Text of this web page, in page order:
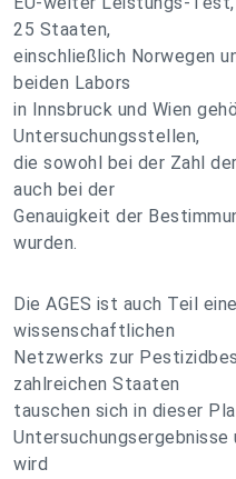
25 Staaten,
einschließlich Norwegen
beiden Labors
in Innsbruck und Wien
Untersuchungsstellen,
die sowohl bei der Zahl
auch bei der
Genauigkeit der
wurden.
Die AGES ist auch Teil
wissenschaftlichen
Netzwerks zur
zahlreichen Staaten
tauschen sich in dieser
Untersuchungsergebnisse
wird